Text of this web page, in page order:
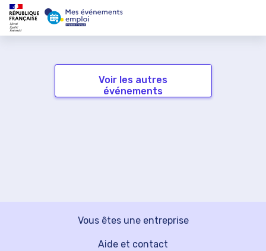
Voir les autres
événements
Vous êtes une entreprise
Aide et contact